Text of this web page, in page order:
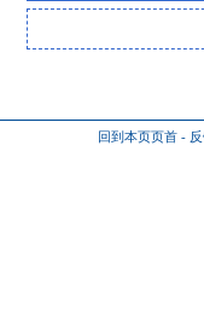
回到本页页首 -